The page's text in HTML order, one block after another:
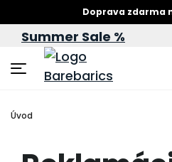
Doprava zdarma
Summer Sale – zľavy
Summer Sale %
Úvod